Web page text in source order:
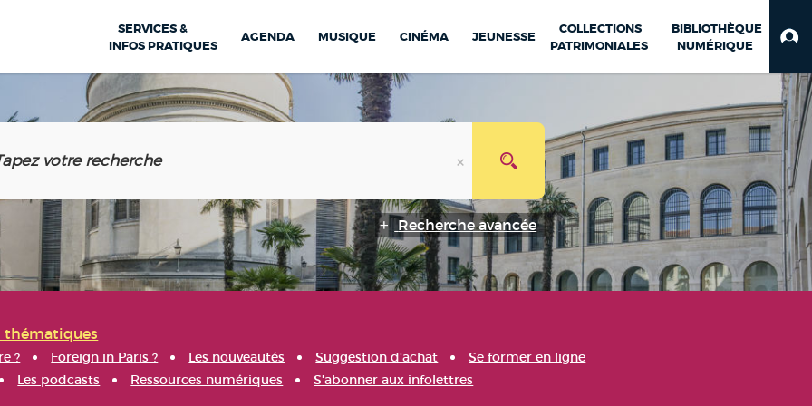
SERVICES &
INFOS PRATIQUES
AGENDA MUSIQUE CINÉMA JEUNESSE
COLLECTIONS
PATRIMONIALES
BIBLIOTHÈQUE
NUMÉRIQUE
Recherche avancée
thématiques
? Foreign in Paris ? Les nouveautés Suggestion d'achat
Se former en ligne
Les podcasts Ressources numériques S'abonner aux infolettres